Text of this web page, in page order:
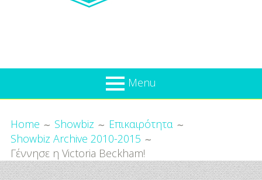
Menu
Για
το
Παιδί
Επικαιρότητα
Προσφορές
Home Showbiz
Επικαιρότητα
Showbiz Archive 2010-2015
Γέννησε η Victoria Beckham!